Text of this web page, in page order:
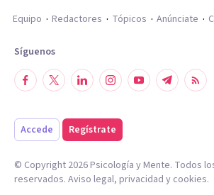
Equipo
Redactores Tópicos Anúnciate
Síguenos
Accede Regístrate
© Copyright 2026Psicología y Mente. Todos
reservados. Aviso legal, privacidad y cookies.